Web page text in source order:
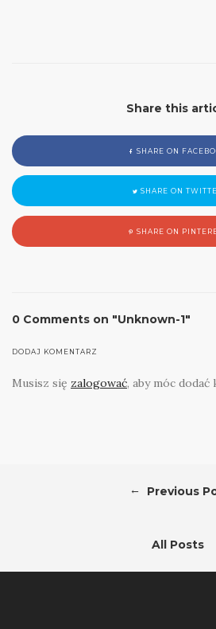
Share this
SHARE ON
SHARE ON
SHARE ON
0 Comments on "Unknown-1"
DODAJ KOMENTARZ
Musisz się zalogować, aby móc dodać
← Previous
All Posts